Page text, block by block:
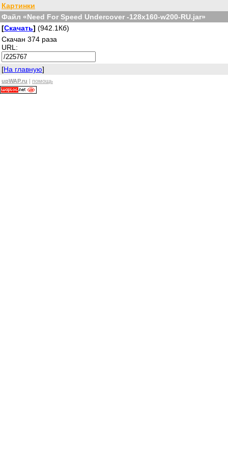
Картинки
Файл «Need For Speed Undercover -128x160-w200-RU.jar»
[Скачать] (942.1Кб)
Скачан 374 раза
URL:
[На главную]
upWAP.ru | помощь